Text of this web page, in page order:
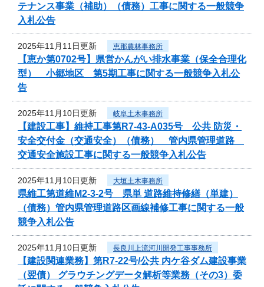
テナンス事業（補助）（債務）工事に関する一般競争
入札公告
2025年11月11日更新 恵那農林事務所
【恵か第0702号】県営かんがい排水事業（保全合理化
型） 小郷地区 第5期工事に関する一般競争入札公
告
2025年11月10日更新 岐阜土木事務所
【建設工事】維持工事第R7-43-A035号 公共 防災・
安全交付金（交通安全）（債務） 管内県管理道路
交通安全施設工事に関する一般競争入札公告
2025年11月10日更新 大垣土木事務所
県維工第道維M2-3-2号 県単 道路維持修繕（単建）
（債務）管内県管理道路区画線補修工事に関する一般
競争入札公告
2025年11月10日更新 長良川上流河川開発工事事務所
【建設関連業務】第R7-22号/公共 内ケ谷ダム建設事業
（翌債） グラウチングデータ解析等業務（その3）委